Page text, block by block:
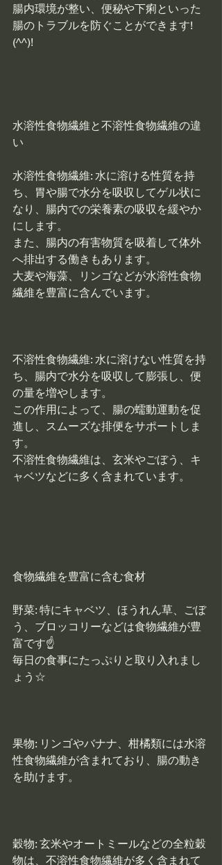
腸内環境が整い、便秘や下痢といった
腸のトラブルを防ぐことができます!
(^^)!
水溶性食物繊維と不溶性食物繊維の違
い
水溶性食物繊維: 水に溶ける性質を持
ち、胃や腸で水分を吸収してゲル状に
なり、腸内での栄養素の吸収を緩やか
にします。
また、腸内の有害物質を吸着して体外
へ排出する働きもあります。
大麦や海藻、リンゴなどが水溶性食物
繊維を豊富に含んでいます。
不溶性食物繊維: 水に溶けない性質を持
ち、腸内で水分を吸収して膨張し、便
の量を増やします。
この作用によって、腸の蠕動運動を促
進し、スムーズな排便をサポートしま
す。
不溶性食物繊維は、玄米やごぼう、キ
ャベツなどに多く含まれています。
食物繊維を豊富に含む食材
野菜: 特にキャベツ、ほうれん草、ごぼ
う、ブロッコリーなどは食物繊維が豊
富です☝
毎日の食事にたっぷりと取り入れまし
ょう☆
果物: リンゴやバナナ、柑橘類には水溶
性食物繊維が含まれており、腸の動き
を助けます。
穀物: 玄米やオートミールなどの全粒穀
物は、不溶性食物繊維が多く含まれて